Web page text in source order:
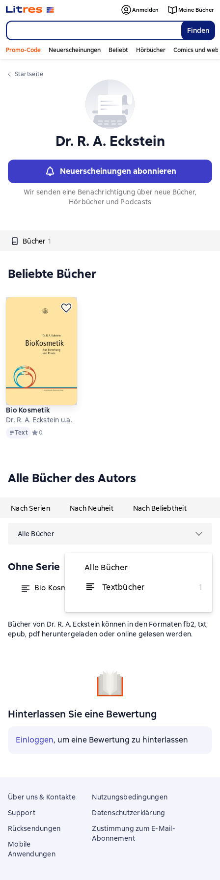
Finden
Anmelden Meine Bücher
Promo-Code Neuerscheinungen Beliebt Hörbücher Comics und
Startseite
Dr. R. A. Eckstein
Neuerscheinungen abonnieren
Wir senden eine Benachrichtigung über neue Bücher,
Hörbücher und Podcasts
Bücher 1
Слайдер с книгами
Beliebte Bücher
Bio Kosmetik
Dr. R. A. Eckstein u.a.
TextText Средний рейтинг 0 на основе 0 оценок
0
Alle Bücher des Autors
Nach Serien Nach Neuheit Nach Beliebtheit
Alle Bücher
Alle Bücher
Textbücher
1
Ohne Serie
Bio Kosmetik von 17,99 €
Bücher von Dr. R. A. Eckstein können in den Formaten fb2, txt,
epub, pdf heruntergeladen oder online gelesen werden.
Hinterlassen Sie eine Bewertung
Einloggen, um eine Bewertung zu hinterlassen
Über uns & Kontakte
Support
Rücksendungen
Mobile
Anwendungen
Nutzungsbedingungen
Datenschutzerklärung
Zustimmung zum E-Mail-
Abonnement